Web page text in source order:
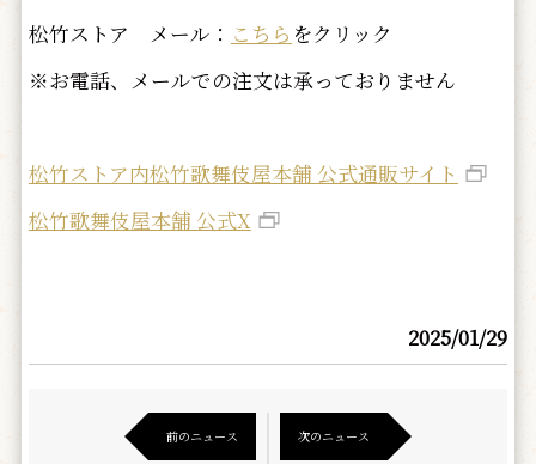
松竹ストア メール： こちら をクリック
※お電話、メールでの注文は承っておりません
松竹ストア内松竹歌舞伎屋本舗 公式通販サイト
松竹歌舞伎屋本舗 公式X
2025/01/29
前のニュース 次のニュース